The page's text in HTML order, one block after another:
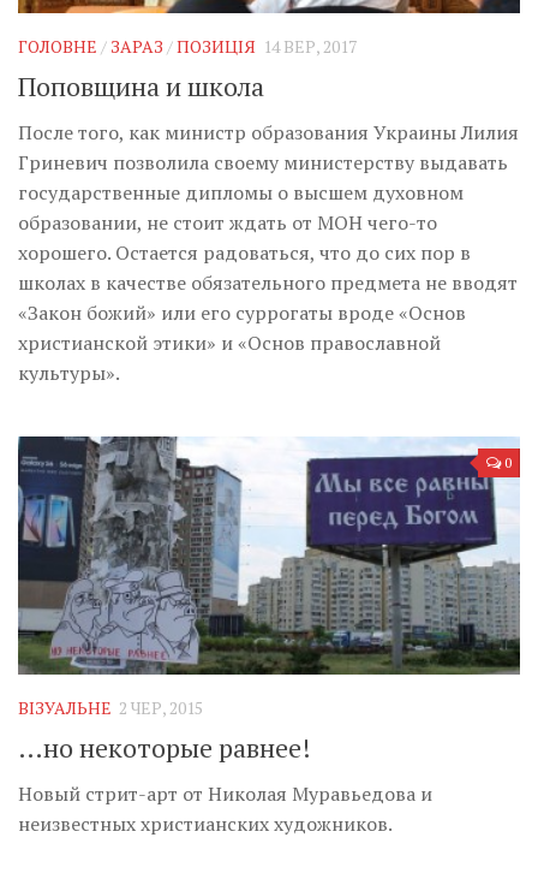
ГОЛОВНЕ / ЗАРАЗ /ПОЗИЦІЯ 14 ВЕР, 2017
Поповщина и школа
После того, как министр образования Украины Лилия
Гриневич позволила своему министерству выдавать
государственные дипломы о высшем духовном
образовании, не стоит ждать от МОН чего-то
хорошего. Остается радоваться, что до сих пор в
школах в качестве обязательного предмета не вводят
«Закон божий» или его суррогаты вроде «Основ
христианской этики» и «Основ православной
культуры».
0
ВІЗУАЛЬНЕ 2 ЧЕР, 2015
…но некоторые равнее!
Новый стрит-арт от Николая Муравьедова и
неизвестных христианских художников.